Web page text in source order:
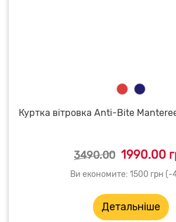
Куртка вітровка Anti-Bite
3490.00 1990.00
Ви економите: 1500 грн (-
Детальніше